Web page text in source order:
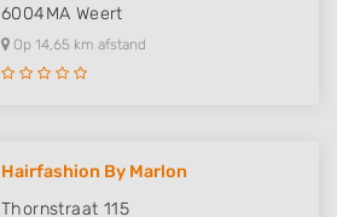
6004MA Weert
Op 14,65 km afstand
Hairfashion By Marlon
Thornstraat 115